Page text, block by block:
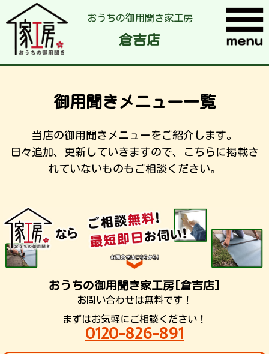
おうちの御用聞き家工房
倉吉店
御用聞きメニュー一覧
当店の御用聞きメニューをご紹介します。
日々追加、更新していきますので、こちらに掲載さ
れていないものもご相談ください。
おうちの御用聞き家工房[倉吉店]
お問い合わせは無料です！
まずはお気軽にご相談ください！
0120-826-891